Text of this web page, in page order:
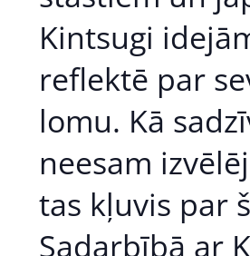
Kintsugi
reflektē par
lomu. Kā
neesam
tas kļuvis par
Sadarbībā ar